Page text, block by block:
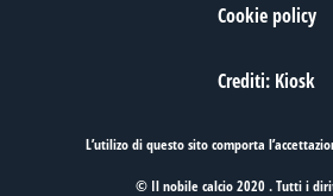
Cookie policy
Crediti: Kiosk
L’utilizo di questo sito comporta
© Il nobile calcio 2020 . Tutti i